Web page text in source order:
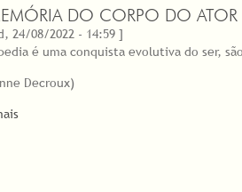
DO CORPO DO
24/08/2022 - 14:59 ]
é uma conquista evolutiva do ser,
Decroux)